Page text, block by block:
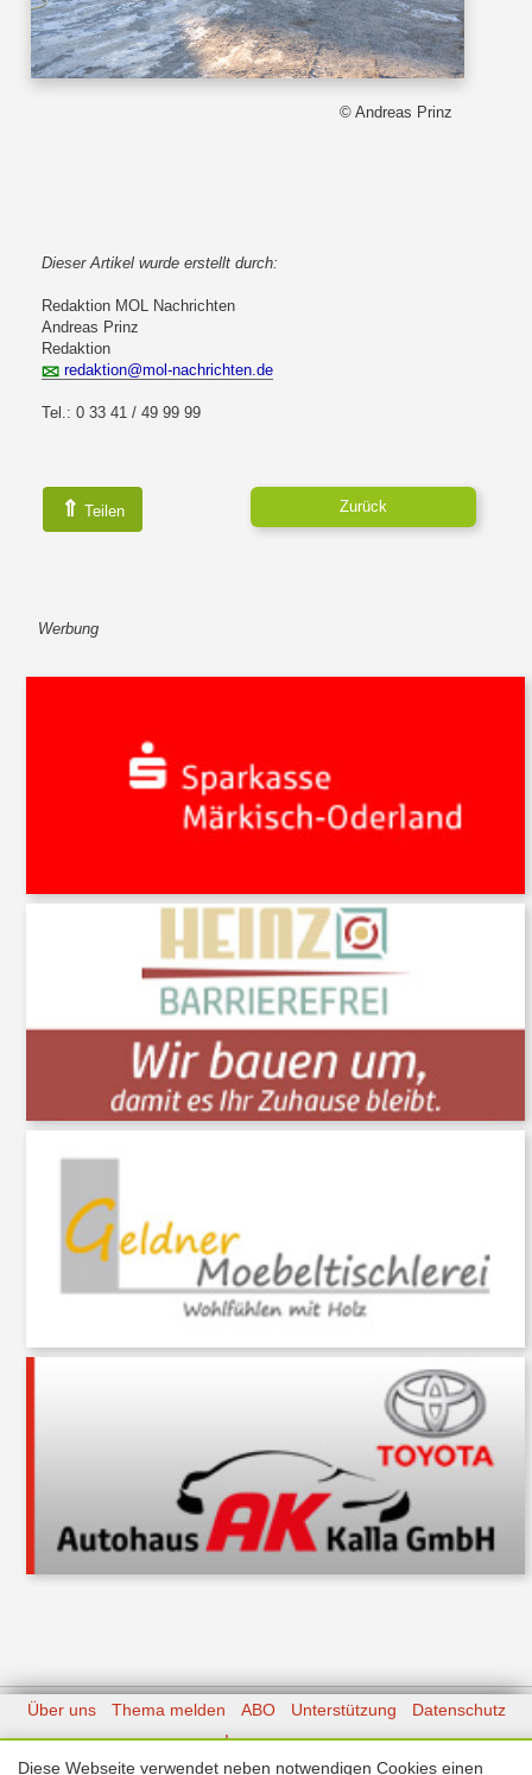
© Andreas Prinz
Dieser Artikel wurde erstellt durch:
Redaktion MOL Nachrichten
Andreas Prinz
Redaktion
redaktion@mol-nachrichten.de
Tel.: 0 33 41 / 49 99 99
⇑ Teilen Zurück
Werbung
Über uns Thema melden ABO Unterstützung
Datenschutz
Impressum
Diese Webseite verwendet neben notwendigen Cookies einen